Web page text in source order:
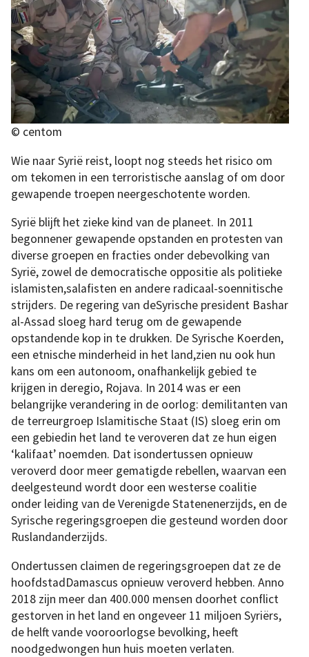
© centom
Wie naar Syrië reist, loopt nog steeds het risico om
om tekomen in een terroristische aanslag of om door
gewapende troepen neergeschotente worden.
Syrië blijft het zieke kind van de planeet. In 2011
begonnener gewapende opstanden en protesten van
diverse groepen en fracties onder debevolking van
Syrië, zowel de democratische oppositie als politieke
islamisten,salafisten en andere radicaal-soennitische
strijders. De regering van deSyrische president Bashar
al-Assad sloeg hard terug om de gewapende
opstandende kop in te drukken. De Syrische Koerden,
een etnische minderheid in het land,zien nu ook hun
kans om een autonoom, onafhankelijk gebied te
krijgen in deregio, Rojava. In 2014 was er een
belangrijke verandering in de oorlog: demilitanten van
de terreurgroep Islamitische Staat (IS) sloeg erin om
een gebiedin het land te veroveren dat ze hun eigen
‘kalifaat’ noemden. Dat isondertussen opnieuw
veroverd door meer gematigde rebellen, waarvan een
deelgesteund wordt door een westerse coalitie
onder leiding van de Verenigde Statenenerzijds, en de
Syrische regeringsgroepen die gesteund worden door
Ruslandanderzijds.
Ondertussen claimen de regeringsgroepen dat ze de
hoofdstadDamascus opnieuw veroverd hebben. Anno
2018 zijn meer dan 400.000 mensen doorhet conflict
gestorven in het land en ongeveer 11 miljoen Syriërs,
de helft vande vooroorlogse bevolking, heeft
noodgedwongen hun huis moeten verlaten.